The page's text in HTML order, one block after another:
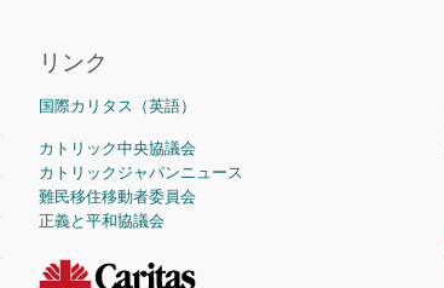
リンク
国際カリタス（英語）
カトリック中央協議会
カトリックジャパンニュース
難民移住移動者委員会
正義と平和協議会